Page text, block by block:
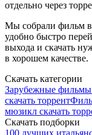
отдельно через
Мы собрали фильм в
удобно быстро
выхода и скачать
в хорошем качестве.
Скачать категории
Зарубежные фильмы
скачать торрент
мюзикл скачать
Скачать подборки
100 лучших